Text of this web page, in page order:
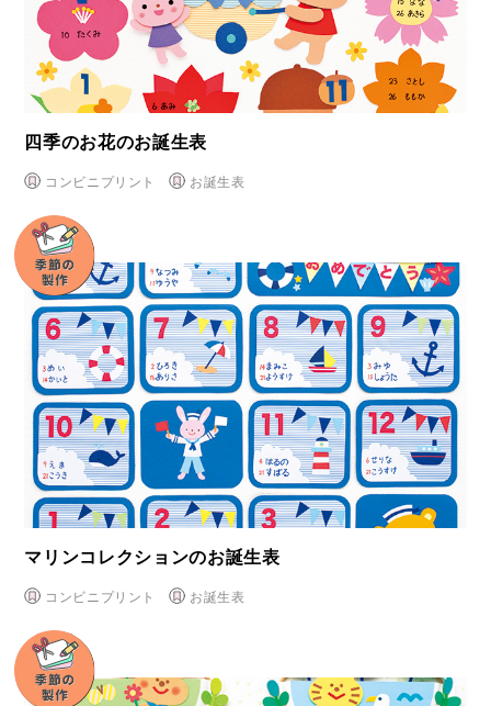
四季のお花のお誕生表
コンビニプリント お誕生表
マリンコレクションのお誕生表
コンビニプリント お誕生表